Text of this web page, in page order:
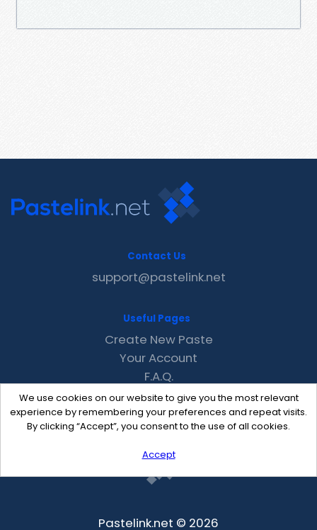
We use cookies on our website to give you the most relevant
experience by remembering your preferences and repeat visits.
By clicking “Accept”, you consent to the use of all cookies.
Accept
Contact Us
support@pastelink.net
Useful Pages
Create New Paste
Your Account
F.A.Q.
Recent
Contact
Pastelink.net © 2026